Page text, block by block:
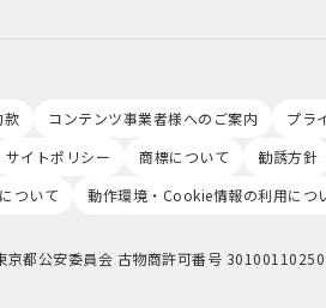
款 コンテンツ事業者様へのご案内
プラ
サイトポリシー 商標について 勧誘方針
ついて
動作環境・Cookie情報の利用につ
京都公安委員会 古物商許可番号